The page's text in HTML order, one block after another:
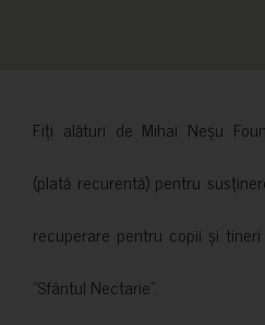
Fiți alături de Mihai Neșu
(plată recurentă) pentru
recuperare pentru copii și
”Sfântul Nectarie”.